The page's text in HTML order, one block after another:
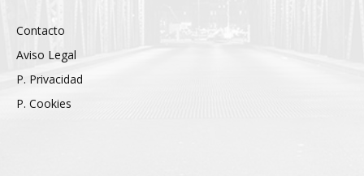
Contacto
Aviso Legal
P. Privacidad
P. Cookies